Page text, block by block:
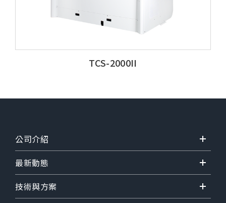
TCS-2000II
公司介紹
最新動態
技術與方案